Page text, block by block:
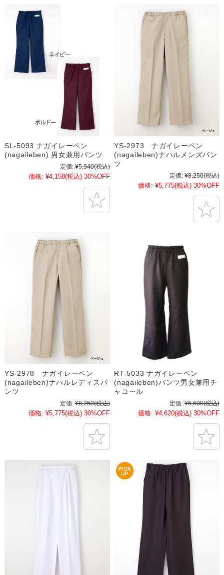
SL-5093 ナガイレーベン
(nagaileben) 男女兼用パンツ
定価: ¥5,940(税込)
価格: ¥4,158(税込) 30%OFF
YS-2973 ナガイレーベン
(nagaileben)ナハルメンズパン
ツ
定価: ¥8,250(税込)
価格: ¥5,775(税込) 30%OFF
YS-2978 ナガイレーベン
(nagaileben)ナハルレディスパ
ンツ
定価: ¥8,250(税込)
価格: ¥5,775(税込) 30%OFF
RT-5033 ナガイレーベン
(nagaileben)パンツ男女兼用チ
ャコール
定価: ¥6,600(税込)
価格: ¥4,620(税込) 30%OFF